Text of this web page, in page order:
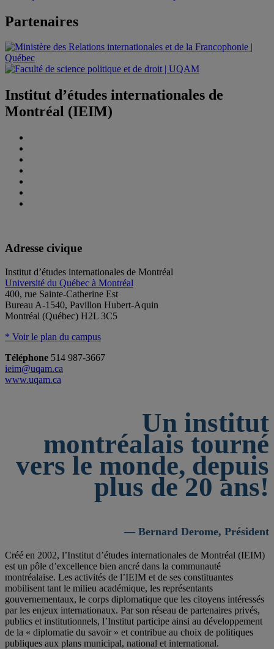
Partenaires
Institut d’études internationales de
Montréal (IEIM)
Adresse civique
Institut d’études internationales de Montréal
Université du Québec à Montréal
400, rue Sainte-Catherine Est
Bureau A-1540, Pavillon Hubert-Aquin
Montréal (Québec) H2L 3C5
* Voir le plan du campus
Téléphone 514 987-3667
ieim@uqam.ca
www.uqam.ca
Un institut
montréalais tourné
vers le monde, depuis
plus de 20 ans!
— Bernard Derome, Président
Créé en 2002, l’Institut d’études internationales de Montréal (IEIM)
est un pôle d’excellence bien ancré dans la communauté
montréalaise. Les activités de l’IEIM et de ses constituantes
mobilisent tant le milieu académique, les représentants
gouvernementaux, le corps diplomatique que les citoyens intéressés
par les enjeux internationaux. Par son réseau de partenaires privés,
publics et institutionnels, l’Institut participe ainsi au développement
de la « diplomatie du savoir » et contribue au choix de politiques
publiques aux plans municipal, national et international.